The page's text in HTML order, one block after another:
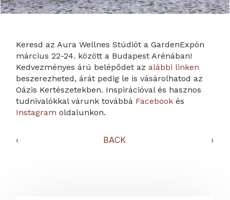
Keresd az Aura Wellnes Stúdiót a GardenExpón
március 22-24. között a Budapest Arénában!
Kedvezményes árú belépődet azalábbi linken
beszerezheted, árát pedig le is vásárolhatod az
Oázis Kertészetekben. Inspirációval és hasznos
tudnivalókkal várunk továbbá Facebook és
Instagram oldalunkon.
‹ BACK ›